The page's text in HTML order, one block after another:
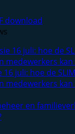
16 juli: hoe de
medewerkers
en